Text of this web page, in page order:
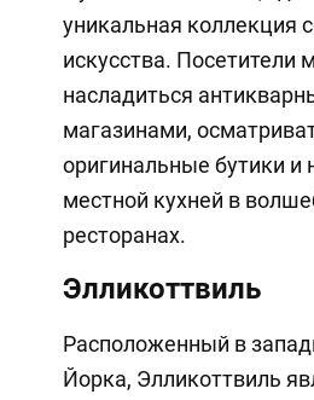
уникальная коллекция
искусства. Посетители
насладиться
магазинами,
оригинальные бутики и
местной кухней в
ресторанах.
Элликоттвиль
Расположенный в
Йорка, Элликоттвиль